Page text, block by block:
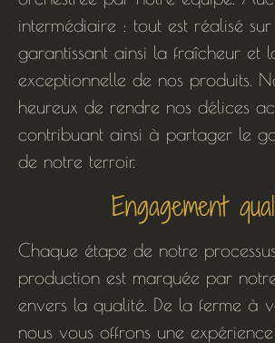
intermédiaire : tout est réalisé sur
garantissant ainsi la fraîcheur et
exceptionnelle de nos produits.
heureux de rendre nos délices
contribuant ainsi à partager le
de notre terroir.
Engagement
Chaque étape de notre
production est marquée par
envers la qualité. De la ferme à
nous vous offrons une